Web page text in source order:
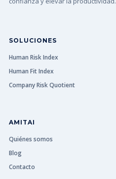
SOLUCIONES
Human Risk Index
Human Fit Index
Company Risk Quotient
AMITAI
Quiénes somos
Blog
Contacto